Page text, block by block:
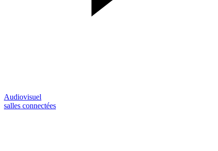
Audiovisuel
salles connectées